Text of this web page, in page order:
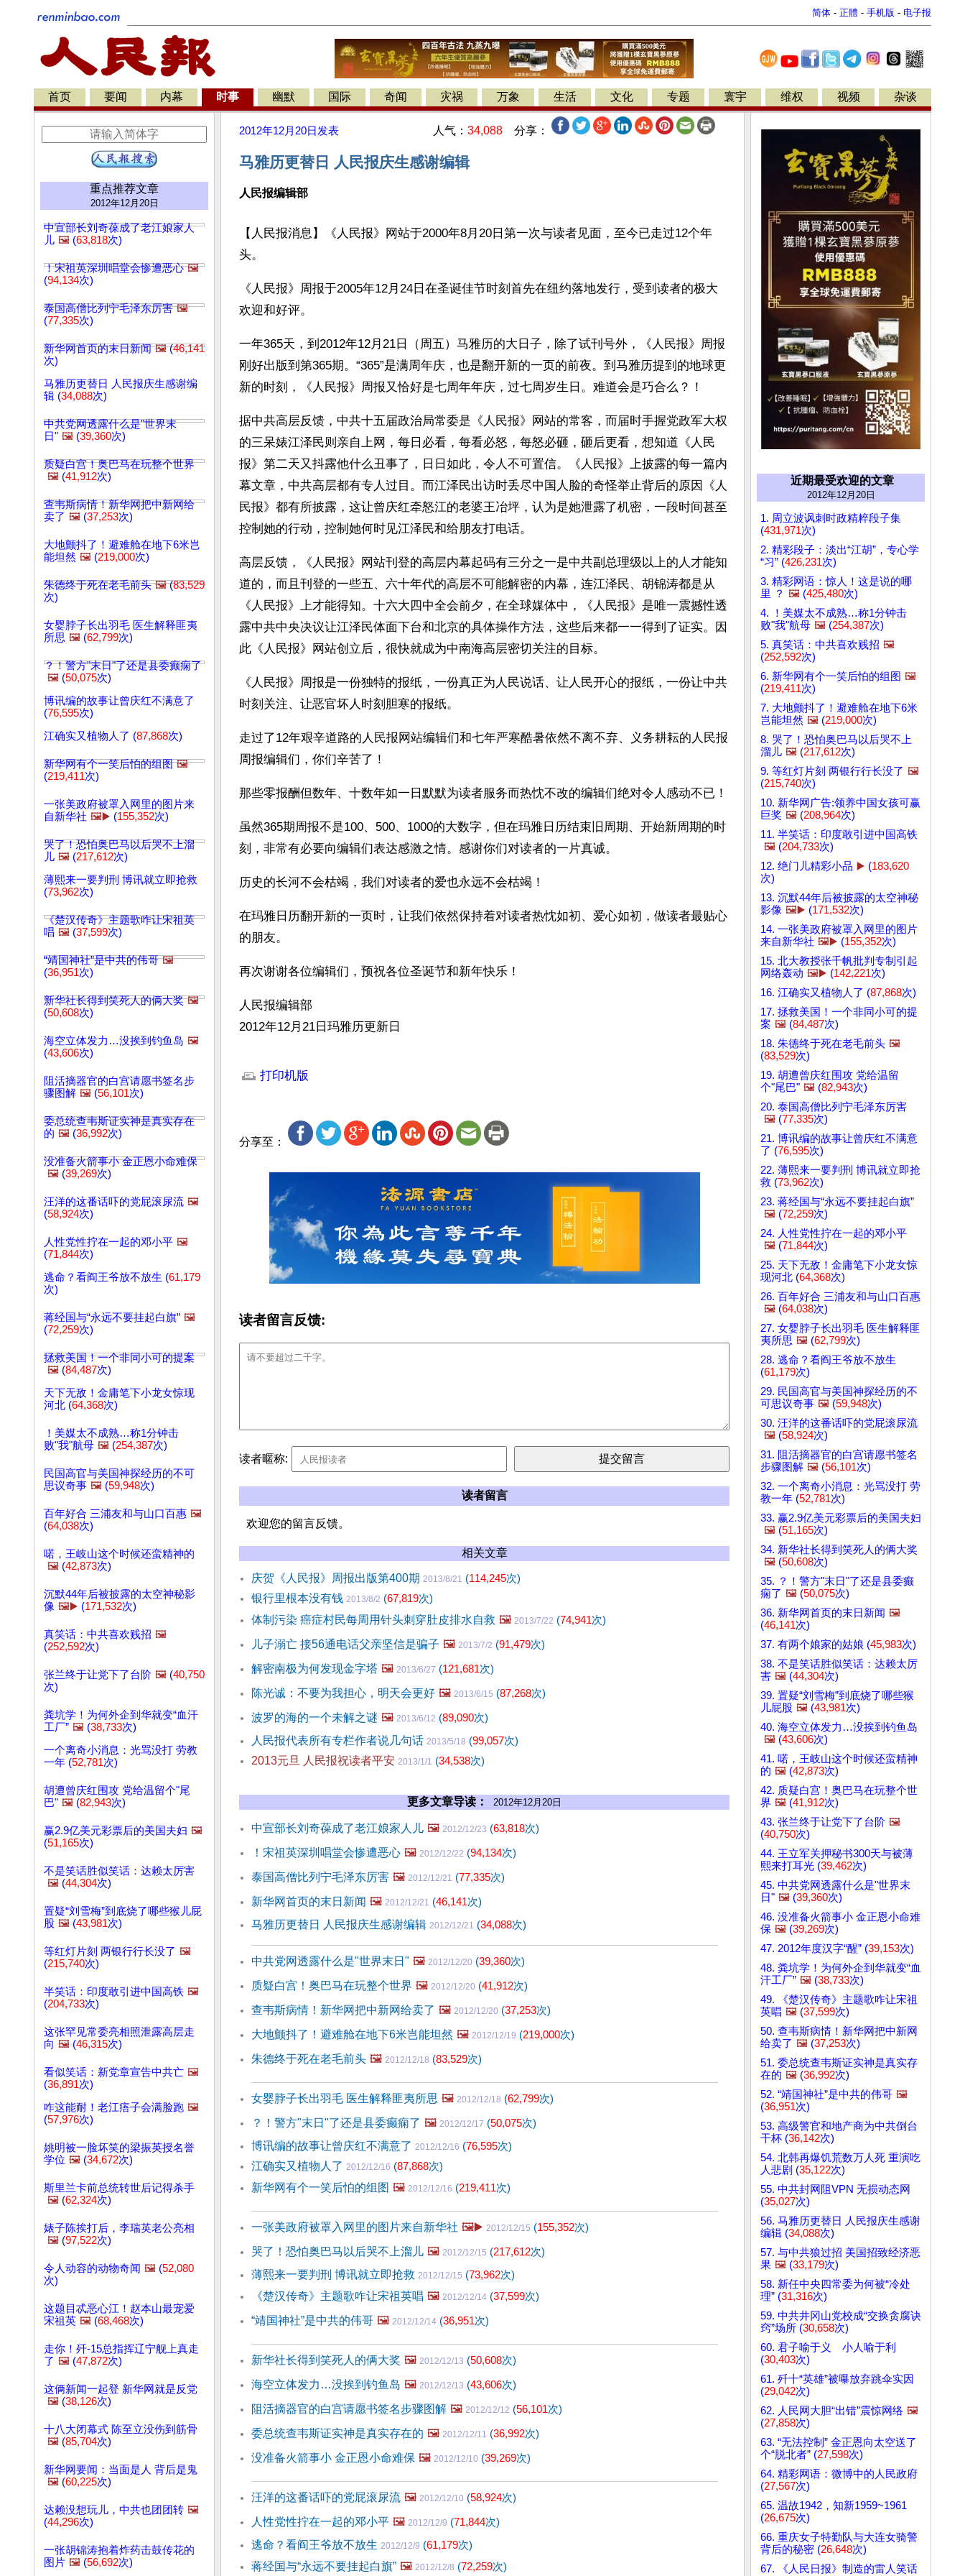
简体 - 正體 - 手机版 - 电子报
首页 要闻 内幕 时事 幽默 国际 奇闻 灾祸 万象 生活 文化 专题 寰宇 维权 视频 杂谈
重点推荐文章
2012年12月20日
中宣部长刘奇葆成了老江娘家人
儿 🖼️ (63,818次)
！宋祖英深圳唱堂会惨遭恶心 🖼️
(94,134次)
泰国高僧比列宁毛泽东厉害 🖼️
(77,335次)
新华网首页的末日新闻 🖼️(46,141
次)
马雅历更替日 人民报庆生感谢编
辑 (34,088次)
中共党网透露什么是"世界末
日" 🖼️ (39,360次)
质疑白宫！奥巴马在玩整个世界
🖼️ (41,912次)
查韦斯病情！新华网把中新网给
卖了 🖼️ (37,253次)
大地颤抖了！避难舱在地下6米岂
能坦然 🖼️ (219,000次)
朱德终于死在老毛前头 🖼️(83,529
次)
女婴脖子长出羽毛 医生解释匪夷
所思 🖼️ (62,799次)
？！警方"末日"了还是县委癫痫了
🖼️ (50,075次)
博讯编的故事让曾庆红不满意了
(76,595次)
江确实又植物人了 (87,868次)
新华网有个一笑后怕的组图 🖼️
(219,411次)
一张美政府被罩入网里的图片来
自新华社 🖼️▶️ (155,352次)
哭了！恐怕奥巴马以后哭不上溜
儿 🖼️ (217,612次)
薄熙来一要判刑 博讯就立即抢救
(73,962次)
《楚汉传奇》主题歌咋让宋祖英
唱 🖼️ (37,599次)
“靖国神社”是中共的伟哥 🖼️
(36,951次)
新华社长得到笑死人的俩大奖 🖼️
(50,608次)
海空立体发力…没挨到钓鱼岛 🖼️
(43,606次)
阻活摘器官的白宫请愿书签名步
骤图解 🖼️ (56,101次)
委总统查韦斯证实神是真实存在
的 🖼️ (36,992次)
没准备火箭事小 金正恩小命难保
🖼️ (39,269次)
汪洋的这番话吓的党屁滚尿流 🖼️
(58,924次)
人性党性拧在一起的邓小平 🖼️
(71,844次)
逃命？看阎王爷放不放生 (61,179
次)
蒋经国与“永远不要挂起白旗” 🖼️
(72,259次)
拯救美国！一个非同小可的提案
🖼️ (84,487次)
天下无敌！金庸笔下小龙女惊现
河北 (64,368次)
！美媒太不成熟…称1分钟击
败"我"航母 🖼️ (254,387次)
民国高官与美国神探经历的不可
思议奇事 🖼️ (59,948次)
百年好合 三浦友和与山口百惠 🖼️
(64,038次)
喏，王岐山这个时候还蛮精神的
🖼️ (42,873次)
沉默44年后被披露的太空神秘影
像 🖼️▶️ (171,532次)
真笑话：中共喜欢贱招 🖼️
(252,592次)
张兰终于让党下了台阶 🖼️ (40,750
次)
粪坑学！为何外企到华就变“血汗
工厂” 🖼️ (38,733次)
一个离奇小消息：光骂没打 劳教
一年 (52,781次)
胡遭曾庆红围攻 党给温留个"尾
巴" 🖼️ (82,943次)
赢2.9亿美元彩票后的美国夫妇 🖼️
(51,165次)
不是笑话胜似笑话：达赖太厉害
🖼️ (44,304次)
置疑“刘雪梅”到底烧了哪些猴儿屁
股 🖼️ (43,981次)
等红灯片刻 两银行行长没了 🖼️
(215,740次)
半笑话：印度敢引进中国高铁 🖼️
(204,733次)
这张罕见常委亮相照泄露高层走
向 🖼️ (46,315次)
看似笑话：新党章宣告中共亡 🖼️
(36,891次)
咋这能耐！老江痦子会满脸跑 🖼️
(57,976次)
姚明被一脸坏笑的梁振英授名誉
学位 🖼️ (34,672次)
斯里兰卡前总统转世后记得杀手
🖼️ (62,324次)
婊子陈挨打后，李瑞英老公亮相
🖼️ (97,522次)
令人动容的动物奇闻 🖼️ (52,080
次)
这题目忒恶心江！赵本山最宠爱
宋祖英 🖼️ (68,468次)
走你！歼-15总指挥辽宁舰上真走
了 🖼️ (47,872次)
这俩新闻一起登 新华网就是反党
🖼️ (38,126次)
十八大闭幕式 陈至立没伤到筋骨
🖼️ (85,704次)
新华网要闻：当面是人 背后是鬼
🖼️ (60,225次)
达赖没想玩儿，中共也团团转 🖼️
(44,296次)
一张胡锦涛抱着炸药击鼓传花的
图片 🖼️ (56,692次)
2012年12月20日 发表 人气： 34,088 分享：
马雅历更替日 人民报庆生感谢编辑
人民报编辑部
【人民报消息】《人民报》网站于2000年8月20日第一次与读者见面，至今已走过12个年
头。
《人民报》周报于2005年12月24日在圣诞佳节时刻首先在纽约落地发行，受到读者的极大
欢迎和好评。
一年365天，到2012年12月21日（周五）马雅历的大日子，除了试刊号外，《人民报》周报
刚好出版到第365期。“365”是满周年庆，也是翻开新的一页的前夜。到马雅历提到的地球更
新的时刻，《人民报》周报又恰好是七周年年庆，过七周岁生日。难道会是巧合么？！
据中共高层反馈，中共十五届政治局常委是《人民报》网站的常客，而届时手握党政军大权
的三呆婊江泽民则亲自上网，每日必看，每看必怒，每怒必砸，砸后更看，想知道《人民
报》第二天又抖露他什么丑事了，日日如此，令人不可置信。《人民报》上披露的每一篇内
幕文章，中共高层都有专人过目。而江泽民出访时丢尽中国人脸的奇怪举止背后的原因《人
民报》都有所披露，这让曾庆红牵怒江的老婆王冶坪，认为是她泄露了机密，一段时间甚至
控制她的行动，控制她何时见江泽民和给朋友打电话。
高层反馈，《人民报》网站刊登的高层内幕起码有三分之一是中共副总理级以上的人才能知
道的，而且刊登的一些五、六十年代的高层不可能解密的内幕，连江泽民、胡锦涛都是从
《人民报》上才能得知。十六大四中全会前夕，在全球媒体中，《人民报》是唯一震撼性透
露中共中央决议让江泽民体面下台和北京的具体操作方法，这些后来都一一得到了证实。因
此《人民报》网站创立后，很快就成为中南海高层密切关注的目标。
《人民报》周报是一份独特的报纸，一份真正为人民说话、让人民开心的报纸，一份让中共
时刻关注、让恶官坏人时刻胆寒的报纸。
走过了12年艰辛道路的人民报网站编辑们和七年严寒酷暑依然不离不弃、义务耕耘的人民报
周报编辑们，你们辛苦了！
那些零报酬但数年、十数年如一日默默为读者服务而热忱不改的编辑们绝对令人感动不已！
虽然365期周报不是100、500、1000的大数字，但在玛雅日历结束旧周期、开始新周期的时
刻，非常有必要向编辑们表达感激之情。感谢你们对读者的一片真诚。
历史的长河不会枯竭，我们对读者的爱也永远不会枯竭！
在玛雅日历翻开新的一页时，让我们依然保持着对读者热忱如初、爱心如初，做读者最贴心
的朋友。
再次谢谢各位编辑们，预祝各位圣诞节和新年快乐！
人民报编辑部
2012年12月21日玛雅历更新日
打印机版
分享至：
读者留言反馈:
读者暱称:
读者留言
欢迎您的留言反馈。
相关文章
庆贺《人民报》周报出版第400期 2013/8/21 (114,245次)
银行里根本没有钱 2013/8/2 (67,819次)
体制污染 癌症村民每周用针头刺穿肚皮排水自救 🖼️ 2013/7/22 (74,941次)
儿子溺亡 接56通电话父亲坚信是骗子 🖼️ 2013/7/2 (91,479次)
解密南极为何发现金字塔 🖼️ 2013/6/27 (121,681次)
陈光诚：不要为我担心，明天会更好 🖼️ 2013/6/15 (87,268次)
波罗的海的一个未解之谜 🖼️ 2013/6/12 (89,090次)
人民报代表所有专栏作者说几句话 2013/5/18 (99,057次)
2013元旦 人民报祝读者平安 2013/1/1 (34,538次)
更多文章导读： 2012年12月20日
中宣部长刘奇葆成了老江娘家人儿 🖼️ 2012/12/23 (63,818次)
！宋祖英深圳唱堂会惨遭恶心 🖼️ 2012/12/22 (94,134次)
泰国高僧比列宁毛泽东厉害 🖼️ 2012/12/21 (77,335次)
新华网首页的末日新闻 🖼️ 2012/12/21 (46,141次)
马雅历更替日 人民报庆生感谢编辑 2012/12/21 (34,088次)
中共党网透露什么是"世界末日" 🖼️ 2012/12/20 (39,360次)
质疑白宫！奥巴马在玩整个世界 🖼️ 2012/12/20 (41,912次)
查韦斯病情！新华网把中新网给卖了 🖼️ 2012/12/20 (37,253次)
大地颤抖了！避难舱在地下6米岂能坦然 🖼️ 2012/12/19 (219,000次)
朱德终于死在老毛前头 🖼️ 2012/12/18 (83,529次)
女婴脖子长出羽毛 医生解释匪夷所思 🖼️ 2012/12/18 (62,799次)
？！警方"末日"了还是县委癫痫了 🖼️ 2012/12/17 (50,075次)
博讯编的故事让曾庆红不满意了 2012/12/16 (76,595次)
江确实又植物人了 2012/12/16 (87,868次)
新华网有个一笑后怕的组图 🖼️ 2012/12/16 (219,411次)
一张美政府被罩入网里的图片来自新华社 🖼️▶️ 2012/12/15 (155,352次)
哭了！恐怕奥巴马以后哭不上溜儿 🖼️ 2012/12/15 (217,612次)
薄熙来一要判刑 博讯就立即抢救 2012/12/15 (73,962次)
《楚汉传奇》主题歌咋让宋祖英唱 🖼️ 2012/12/14 (37,599次)
“靖国神社”是中共的伟哥 🖼️ 2012/12/14 (36,951次)
新华社长得到笑死人的俩大奖 🖼️ 2012/12/13 (50,608次)
海空立体发力…没挨到钓鱼岛 🖼️ 2012/12/13 (43,606次)
阻活摘器官的白宫请愿书签名步骤图解 🖼️ 2012/12/12 (56,101次)
委总统查韦斯证实神是真实存在的 🖼️ 2012/12/11 (36,992次)
没准备火箭事小 金正恩小命难保 🖼️ 2012/12/10 (39,269次)
汪洋的这番话吓的党屁滚尿流 🖼️ 2012/12/10 (58,924次)
人性党性拧在一起的邓小平 🖼️ 2012/12/9 (71,844次)
逃命？看阎王爷放不放生 2012/12/9 (61,179次)
蒋经国与“永远不要挂起白旗” 🖼️ 2012/12/8 (72,259次)
近期最受欢迎的文章
2012年12月20日
1. 周立波讽刺时政精粹段子集
(431,971次)
2. 精彩段子：淡出“江胡”，专心学
“习” (426,231次)
3. 精彩网语：惊人！这是说的哪
里 ？ 🖼️ (425,480次)
4. ！美媒太不成熟…称1分钟击
败"我"航母 🖼️ (254,387次)
5. 真笑话：中共喜欢贱招 🖼️
(252,592次)
6. 新华网有个一笑后怕的组图 🖼️
(219,411次)
7. 大地颤抖了！避难舱在地下6米
岂能坦然 🖼️ (219,000次)
8. 哭了！恐怕奥巴马以后哭不上
溜儿 🖼️ (217,612次)
9. 等红灯片刻 两银行行长没了 🖼️
(215,740次)
10. 新华网广告:领养中国女孩可赢
巨奖 🖼️ (208,964次)
11. 半笑话：印度敢引进中国高铁
🖼️ (204,733次)
12. 绝门儿精彩小品 ▶️ (183,620
次)
13. 沉默44年后被披露的太空神秘
影像 🖼️▶️ (171,532次)
14. 一张美政府被罩入网里的图片
来自新华社 🖼️▶️ (155,352次)
15. 北大教授张千帆批判专制引起
网络轰动 🖼️▶️ (142,221次)
16. 江确实又植物人了 (87,868次)
17. 拯救美国！一个非同小可的提
案 🖼️ (84,487次)
18. 朱德终于死在老毛前头 🖼️
(83,529次)
19. 胡遭曾庆红围攻 党给温留
个"尾巴" 🖼️ (82,943次)
20. 泰国高僧比列宁毛泽东厉害
🖼️ (77,335次)
21. 博讯编的故事让曾庆红不满意
了 (76,595次)
22. 薄熙来一要判刑 博讯就立即抢
救 (73,962次)
23. 蒋经国与“永远不要挂起白旗”
🖼️ (72,259次)
24. 人性党性拧在一起的邓小平
🖼️ (71,844次)
25. 天下无敌！金庸笔下小龙女惊
现河北 (64,368次)
26. 百年好合 三浦友和与山口百惠
🖼️ (64,038次)
27. 女婴脖子长出羽毛 医生解释匪
夷所思 🖼️ (62,799次)
28. 逃命？看阎王爷放不放生
(61,179次)
29. 民国高官与美国神探经历的不
可思议奇事 🖼️ (59,948次)
30. 汪洋的这番话吓的党屁滚尿流
🖼️ (58,924次)
31. 阻活摘器官的白宫请愿书签名
步骤图解 🖼️ (56,101次)
32. 一个离奇小消息：光骂没打 劳
教一年 (52,781次)
33. 赢2.9亿美元彩票后的美国夫妇
🖼️ (51,165次)
34. 新华社长得到笑死人的俩大奖
🖼️ (50,608次)
35. ？！警方"末日"了还是县委癫
痫了 🖼️ (50,075次)
36. 新华网首页的末日新闻 🖼️
(46,141次)
37. 有两个娘家的姑娘 (45,983次)
38. 不是笑话胜似笑话：达赖太厉
害 🖼️ (44,304次)
39. 置疑“刘雪梅”到底烧了哪些猴
儿屁股 🖼️ (43,981次)
40. 海空立体发力…没挨到钓鱼岛
🖼️ (43,606次)
41. 喏，王岐山这个时候还蛮精神
的 🖼️ (42,873次)
42. 质疑白宫！奥巴马在玩整个世
界 🖼️ (41,912次)
43. 张兰终于让党下了台阶 🖼️
(40,750次)
44. 王立军关押秘书300天与被薄
熙来打耳光 (39,462次)
45. 中共党网透露什么是"世界末
日" 🖼️ (39,360次)
46. 没准备火箭事小 金正恩小命难
保 🖼️ (39,269次)
47. 2012年度汉字“醒” (39,153次)
48. 粪坑学！为何外企到华就变“血
汗工厂” 🖼️ (38,733次)
49. 《楚汉传奇》主题歌咋让宋祖
英唱 🖼️ (37,599次)
50. 查韦斯病情！新华网把中新网
给卖了 🖼️ (37,253次)
51. 委总统查韦斯证实神是真实存
在的 🖼️ (36,992次)
52. “靖国神社”是中共的伟哥 🖼️
(36,951次)
53. 高级警官和地产商为中共倒台
干杯 (36,142次)
54. 北韩再爆饥荒数万人死 重演吃
人悲剧 (35,122次)
55. 中共封网阻VPN 无损动态网
(35,027次)
56. 马雅历更替日 人民报庆生感谢
编辑 (34,088次)
57. 与中共狼过招 美国招致经济恶
果 🖼️ (33,179次)
58. 新任中央四常委为何被“冷处
理” (31,316次)
59. 中共井冈山党校成“交换贪腐诀
窍”场所 (30,658次)
60. 君子喻于义 小人喻于利
(30,403次)
61. 歼十“英雄”被曝放弃跳伞实因
(29,042次)
62. 人民网大胆“出错”震惊网络 🖼️
(27,858次)
63. “无法控制” 金正恩向太空送了
个“脱北者” (27,598次)
64. 精彩网语：微博中的人民政府
(27,567次)
65. 温故1942，知新1959~1961
(26,675次)
66. 重庆女子特勤队与大连女骑警
背后的秘密 (26,648次)
67. 《人民日报》制造的雷人笑话